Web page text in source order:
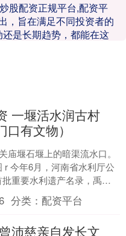
股配资正规平台,配资平
，旨在满足不同投资者的
是长期趋势，都能在这
一堰活水润古村
口有文物）
庙堰石堰上的暗渠流水口。
r 今年6月，河南省水利厅公
重要水利遗产名录，禹州
关庙堰名列其中。 r 关庙村地
分类：配资平台
沛慈亲自发长文